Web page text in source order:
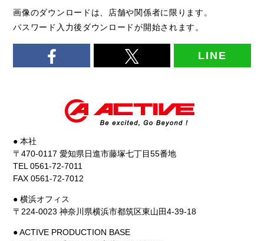
画像のダウンロードは、店舗や関係者に限ります。
パスワード入力後ダウンロードが開始されます。
LINE
● 本社
〒470-0117 愛知県日進市藤塚七丁目55番地
TEL 0561-72-7011
FAX 0561-72-7012
● 横浜オフィス
〒224-0023 神奈川県横浜市都筑区東山田4-39-18
● ACTIVE PRODUCTION BASE